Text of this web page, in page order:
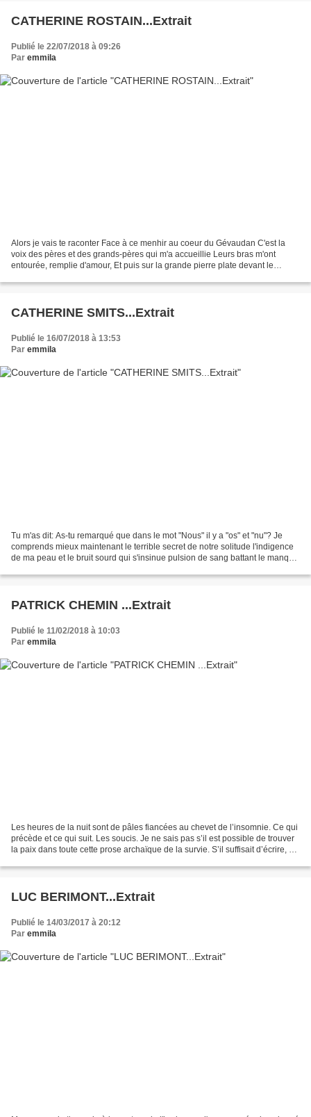
CATHERINE ROSTAIN...Extrait
Publié le 22/07/2018 à 09:26
Par emmila
Alors je vais te raconter Face à ce menhir au coeur du Gévaudan C'est la
voix des pères et des grands-pères qui m'a accueillie Leurs bras m'ont
entourée, remplie d'amour, Et puis sur la grande pierre plate devant le
CATHERINE SMITS...Extrait
Publié le 16/07/2018 à 13:53
Par emmila
Tu m'as dit: As-tu remarqué que dans le mot "Nous" il y a "os" et "nu"? Je
comprends mieux maintenant le terrible secret de notre solitude l'indigence
de ma peau et le bruit sourd qui s'insinue pulsion de sang battant le manque
PATRICK CHEMIN ...Extrait
Publié le 11/02/2018 à 10:03
Par emmila
Les heures de la nuit sont de pâles fiancées au chevet de l’insomnie. Ce qui
précède et ce qui suit. Les soucis. Je ne sais pas s’il est possible de trouver
la paix dans toute cette prose archaïque de la survie. S’il suffisait d’écrire, en
LUC BERIMONT...Extrait
Publié le 14/03/2017 à 20:12
Par emmila